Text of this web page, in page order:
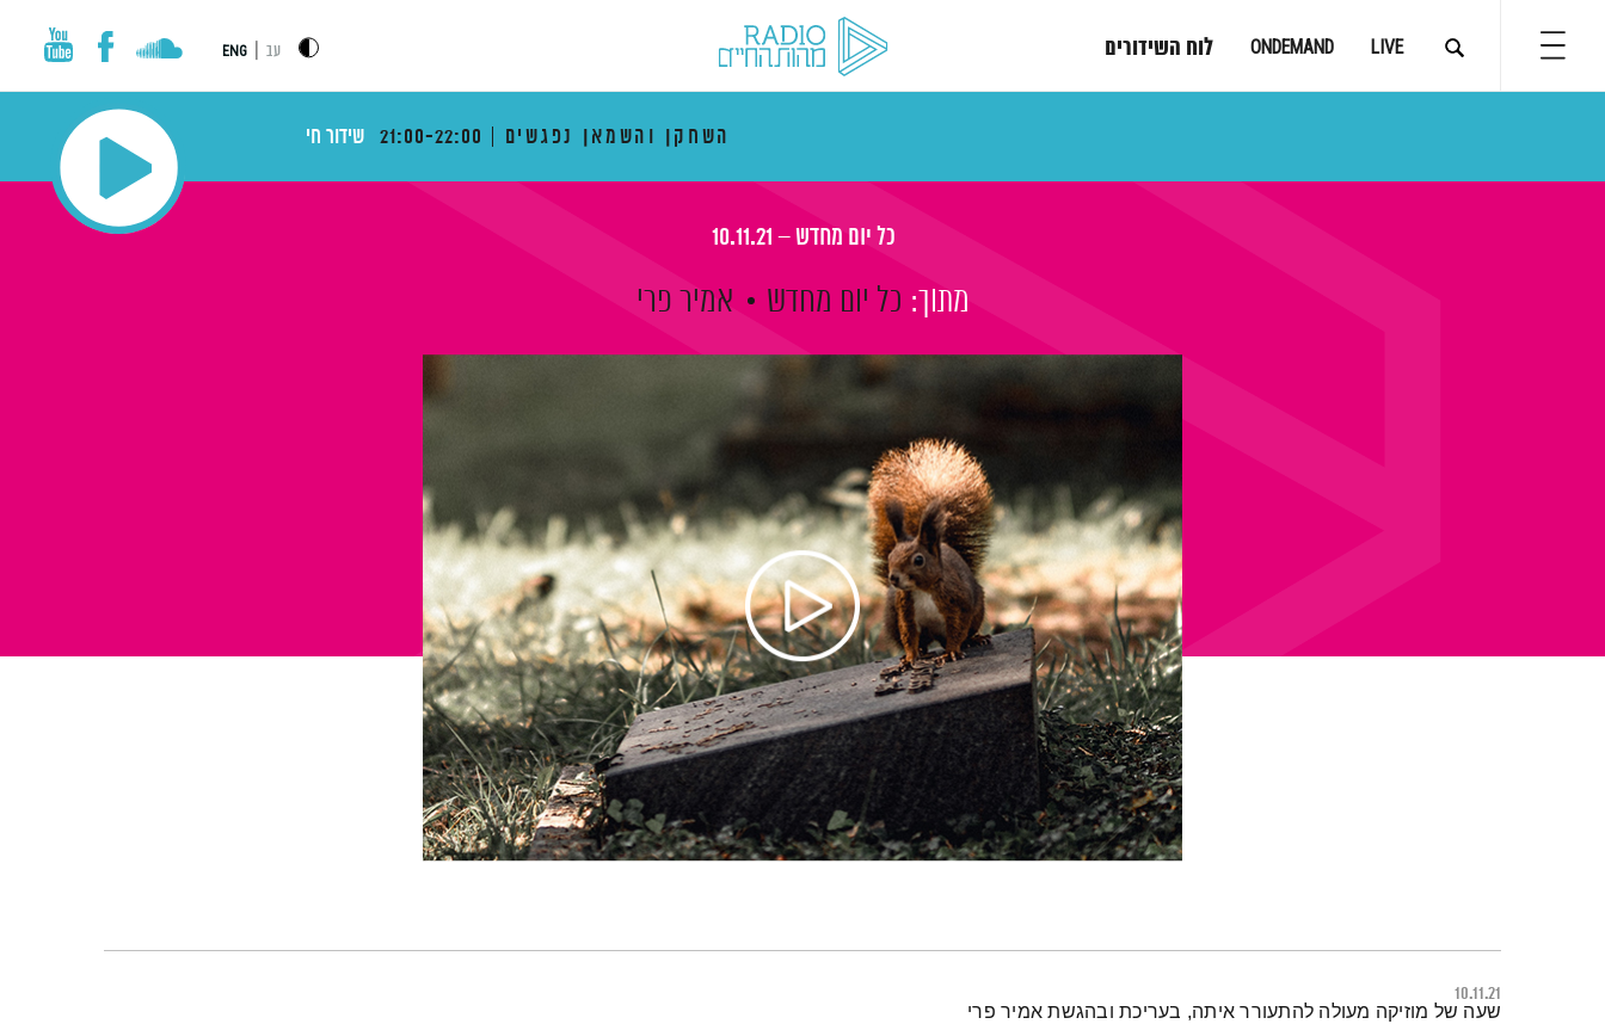
LIVE
ONDEMAND לוח השידורים עב ENG
השחקן והשמאן נפגשים 21:00-22:00 שידור חי
כל יום מחדש – 10.11.21
מתוך: כל יום מחדש אמיר פרי
10.11.21
תמצית הפודקאסט
שעה של מוזיקה מעולה להתעורר איתה, בעריכת ובהגשת אמיר פרי